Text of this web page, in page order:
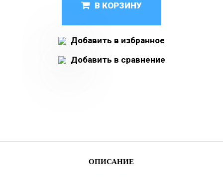
В КОРЗИНУ
Добавить в избранное
Добавить в сравнение
ОПИСАНИЕ